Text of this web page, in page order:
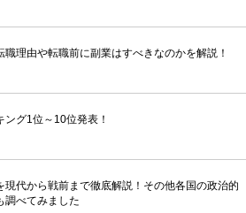
職理由や転職前に副業はすべきなのかを解説！
グ1位～10位発表！
現代から戦前まで徹底解説！その他各国の政治的
調べてみました